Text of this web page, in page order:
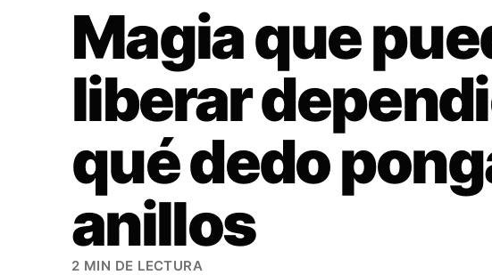
Magia que
liberar
qué dedo
anillos
2 MIN DE LECTURA